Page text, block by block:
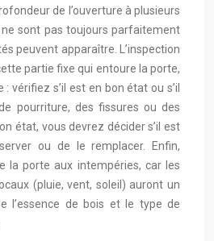
de l’ouverture à plusieurs
sont pas toujours parfaitement
peuvent apparaître. L’inspection
partie fixe qui entoure la porte,
vérifiez s’il est en bon état ou s’il
pourriture, des fissures ou des
état, vous devrez décider s’il est
ou de le remplacer. Enfin,
la porte aux intempéries, car les
(pluie, vent, soleil) auront un
l’essence de bois et le type de